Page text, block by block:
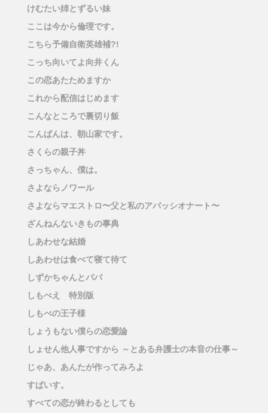
けむたい姉とずるい妹
ここは今から倫理です。
こちら予備自衛英雄補?!
こっち向いてよ向井くん
この恋あたためますか
これから配信はじめます
こんなところで裏切り飯
こんばんは、朝山家です。
さくらの親子丼
さっちゃん、僕は。
さよならノワール
さよならマエストロ〜父と私のアパッシオナート〜
ざんねんないきもの事典
しあわせな結婚
しあわせは食べて寝て待て
しずかちゃんとパパ
しもべえ 特別版
しもべの王子様
しょうもない僕らの恋愛論
しょせん他人事ですから ～とある弁護士の本音の仕事～
じゃあ、あんたが作ってみろよ
すぱいす。
すべての恋が終わるとしても